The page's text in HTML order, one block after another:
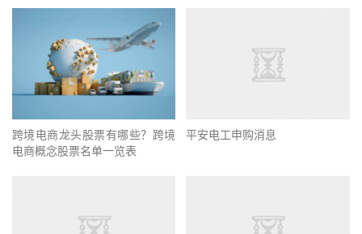
跨境电商龙头股票有哪些？跨境
电商概念股票名单一览表
平安电工申购消息